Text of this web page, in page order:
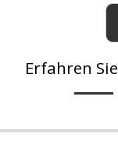
Erfahren